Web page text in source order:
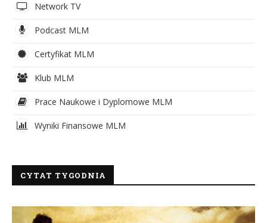
Network TV
Podcast MLM
Certyfikat MLM
Klub MLM
Prace Naukowe i Dyplomowe MLM
Wyniki Finansowe MLM
CYTAT TYGODNIA